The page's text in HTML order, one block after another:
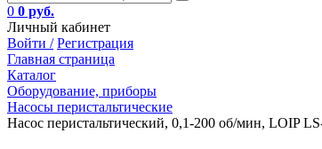
0 0 руб.
Личный кабинет
Войти / Регистрация
Главная страница
Каталог
Оборудование, приборы
Насосы перистальтические
Насос перистальтический, 0,1-200 об/мин, LOIP